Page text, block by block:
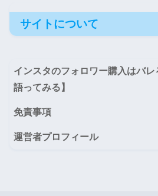
サイトについて
インスタのフォロワー購入はバ
語ってみる】
免責事項
運営者プロフィール